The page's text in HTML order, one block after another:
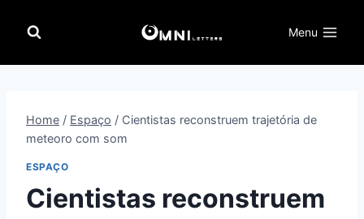
para
Menu
Home / Espaço / Cientistas reconstruem trajetória de
meteoro com som
ESPAÇO
Cientistas reconstruem